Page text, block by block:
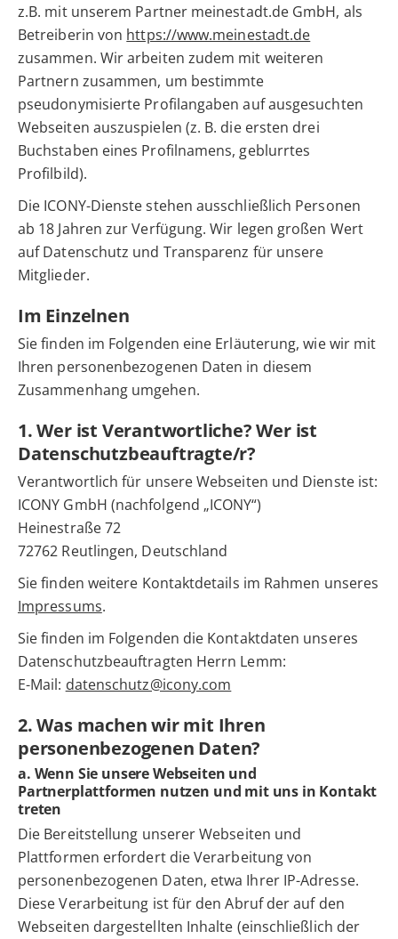
z.B. mit unserem Partner meinestadt.de GmbH, als
Betreiberin von https://www.meinestadt.de
zusammen. Wir arbeiten zudem mit weiteren
Partnern zusammen, um bestimmte
pseudonymisierte Profilangaben auf ausgesuchten
Webseiten auszuspielen (z. B. die ersten drei
Buchstaben eines Profilnamens, geblurrtes
Profilbild).
Die ICONY-Dienste stehen ausschließlich Personen
ab 18 Jahren zur Verfügung. Wir legen großen Wert
auf Datenschutz und Transparenz für unsere
Mitglieder.
Im Einzelnen
Sie finden im Folgenden eine Erläuterung, wie wir mit
Ihren personenbezogenen Daten in diesem
Zusammenhang umgehen.
1. Wer ist Verantwortliche? Wer ist
Datenschutzbeauftragte/r?
Verantwortlich für unsere Webseiten und Dienste ist:
ICONY GmbH (nachfolgend „ICONY“)
Heinestraße 72
72762 Reutlingen, Deutschland
Sie finden weitere Kontaktdetails im Rahmen unseres
Impressums.
Sie finden im Folgenden die Kontaktdaten unseres
Datenschutzbeauftragten Herrn Lemm:
E-Mail: datenschutz@icony.com
2. Was machen wir mit Ihren
personenbezogenen Daten?
a. Wenn Sie unsere Webseiten und
Partnerplattformen nutzen und mit uns in Kontakt
treten
Die Bereitstellung unserer Webseiten und
Plattformen erfordert die Verarbeitung von
personenbezogenen Daten, etwa Ihrer IP-Adresse.
Diese Verarbeitung ist für den Abruf der auf den
Webseiten dargestellten Inhalte (einschließlich der